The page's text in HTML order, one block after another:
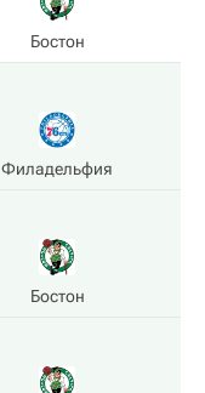
Бостон
Филадельфия
Бостон